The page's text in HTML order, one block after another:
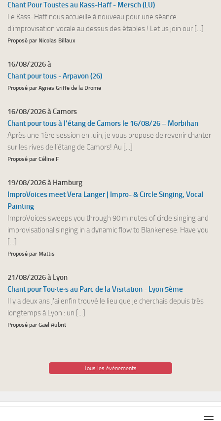
Chant Pour Toustes au Kass-Haff - Mersch (LU)
Le Kass-Haff nous accueille à nouveau pour une séance
d'improvisation vocale au dessus des étables ! Let us join our [...]
Proposé par Nicolas Billaux
16/08/2026 à
Chant pour tous - Arpavon (26)
Proposé par Agnes Griffe de la Drome
16/08/2026 à Camors
Chant pour tous à l’étang de Camors le 16/08/26 – Morbihan
Après une 1ère session en Juin, je vous propose de revenir chanter
sur les rives de l’étang de Camors! Au [...]
Proposé par Céline F
19/08/2026 à Hamburg
ImproVoices meet Vera Langer | Impro- & Circle Singing, Vocal
Painting
ImproVoices sweeps you through 90 minutes of circle singing and
improvisational singing in a dynamic flow to Blankenese. Have you
[...]
Proposé par Mattis
21/08/2026 à Lyon
Chant pour Tou·te·s au Parc de la Visitation - Lyon 5ème
Il y a deux ans j'ai enfin trouvé le lieu que je cherchais depuis très
longtemps à Lyon : un [...]
Proposé par Gaël Aubrit
Tous les événements